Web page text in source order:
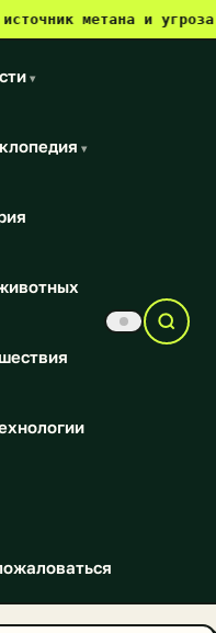
метана и угроза для
▾
▾